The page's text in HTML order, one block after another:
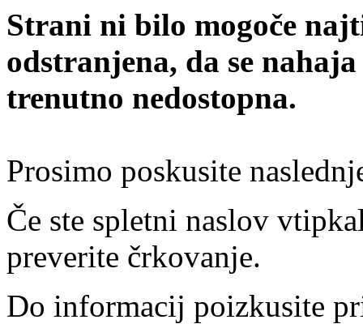
Strani ni bilo mogoče
odstranjena, da se
trenutno nedostopna.
Prosimo poskusite
Če ste spletni naslov
preverite črkovanje.
Do informacij poizkusite